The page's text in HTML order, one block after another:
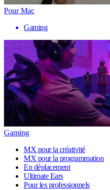
Pour Mac
Gaming
Gaming
MX pour la créativité
MX pour la programmation
En déplacement
Ultimate Ears
Pour les professionnels